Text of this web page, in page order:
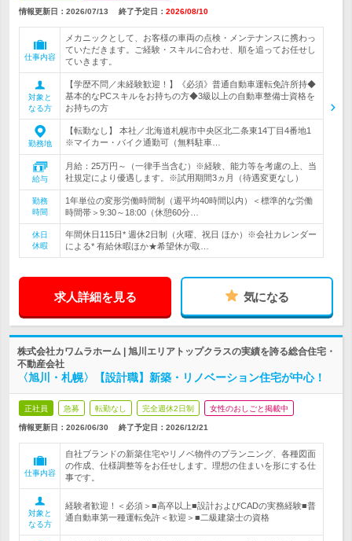
情報更新日：2026/07/13 終了予定日： 2026/08/10
仕事内容
メカニックとして、お客様の車両の点検・メンテナンスに携わっ
ていただきます。ご経験・スキルに合わせ、順を追ってお任せし
ていきます。
対象と
なる方
【学歴不問／未経験歓迎！】《必須》普通自動車運転免許所持◆
基本的なPCスキルをお持ちの方◆3級以上の自動車整備士資格を
お持ちの方
勤務地
【転勤なし】 本社／北海道札幌市中央区北二条東14丁目4番地1
※マイカー・バイク通勤可（無料駐車…
給与
月給：25万円～（一律手当含む）※経験、能力等を考慮の上、当
社規定により優遇します。※試用期間3ヵ月（待遇変更なし）
勤務
時間
1年単位の変形労働時間制（週平均40時間以内）＜標準的な労働
時間帯＞9:30～18:00（休憩60分…
休日
休暇
年間休日115日* 週休2日制（火曜、祝日 ほか）※会社カレンダー
による* 有給休暇ほか★希望休が取…
求人詳細を見る 気になる
株式会社カワムラホーム | 旭川エリアトップクラスの実績を誇る総合住宅・
不動産会社
〈旭川・札幌〉【設計職】新築・リノベーション住宅が中心！
正社員 急募 転勤なし 完全週休2日制 女性のおしごと掲載中
情報更新日：2026/06/30 終了予定日： 2026/12/21
仕事内容
自社ブランドの新築住宅やリノベ物件のプランニング、各種図面
の作成、仕様調整等をお任せします。理想の住まいを形にする仕
事です。
対象と
なる方
経験者歓迎！＜必須＞■高卒以上■設計およびCADの実務経験■普
通自動車第一種運転免許＜歓迎＞■二級建築士の資格